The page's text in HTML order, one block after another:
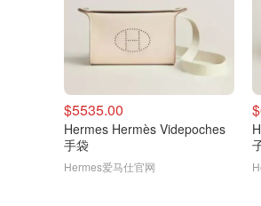
$5535.00
Hermes Hermès Videpoches
手袋
Hermes爱马仕官网